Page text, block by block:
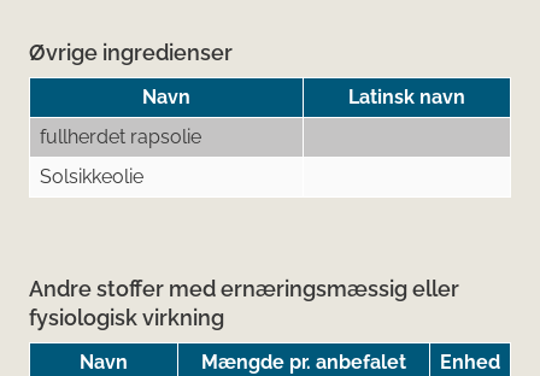
Øvrige ingredienser
Navn
Latinsk navn
fullherdet rapsolie
Solsikkeolie
Andre stoffer med ernæringsmæssig eller
fysiologisk virkning
Navn
Mængde pr. anbefalet
Enhed